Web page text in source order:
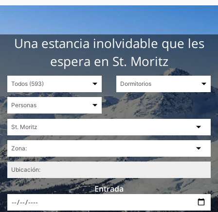
Una estancia inolvidable que les
espera en St. Moritz
Entrada